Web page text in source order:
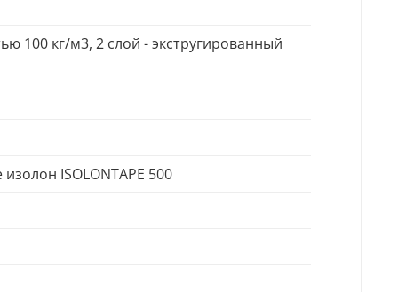
100 кг/м3, 2 слой - экстругированный
ISOLONTAPE 500